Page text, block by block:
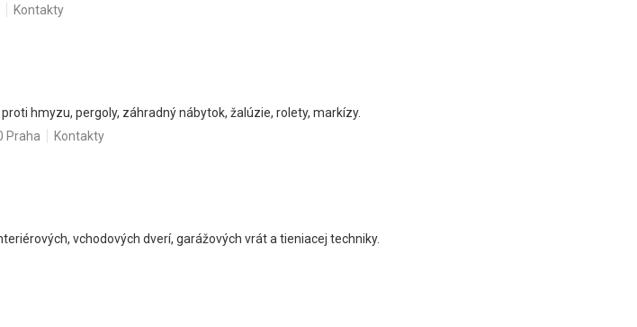
Kontakty
hmyzu, pergoly, záhradný nábytok, žalúzie, rolety, markízy.
Praha Kontakty
vchodových dverí, garážových vrát a tieniacej techniky.